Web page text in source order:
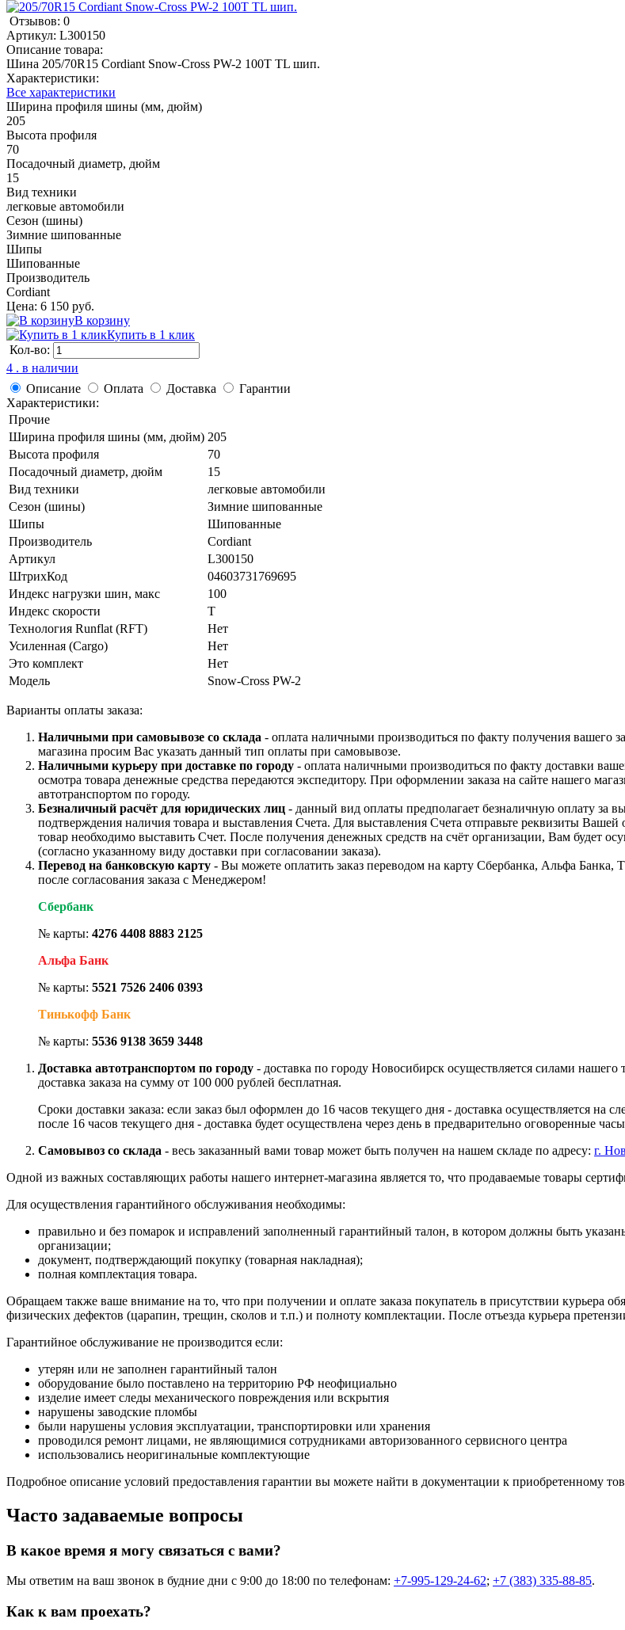
Отзывов: 0
Артикул: L300150
Описание товара:
Шина 205/70R15 Cordiant Snow-Cross PW-2 100T TL шип.
Характеристики:
Все характеристики
Ширина профиля шины (мм, дюйм)
205
Высота профиля
70
Посадочный диаметр, дюйм
15
Вид техники
легковые автомобили
Сезон (шины)
Зимние шипованные
Шипы
Шипованные
Производитель
Cordiant
Цена: 6 150 руб.
В корзину
Купить в 1 клик
Кол-во:
4 . в наличии
Описание
Оплата Доставка
Гарантии
Характеристики:
Прочие
Ширина профиля шины (мм, дюйм) 205
Высота профиля
70
Посадочный диаметр, дюйм
15
Вид техники
легковые автомобили
Сезон (шины)
Зимние шипованные
Шипы
Шипованные
Производитель
Cordiant
Артикул
L300150
ШтрихКод
04603731769695
Индекс нагрузки шин, макс
100
Индекс скорости
T
Технология Runflat (RFT)
Нет
Усиленная (Cargo)
Нет
Это комплект
Нет
Модель
Snow-Cross PW-2
Варианты оплаты заказа:
Наличными при самовывозе со склада - оплата наличными производиться по факту получения вашего
магазина просим Вас указать данный тип оплаты при самовывозе.
Наличными курьеру при доставке по городу - оплата наличными производиться по факту доставки
осмотра товара денежные средства передаются экспедитору. При оформлении заказа на сайте нашего
автотранспортом по городу.
Безналичный расчёт для юридических лиц - данный вид оплаты предполагает безналичную оплату
подтверждения наличия товара и выставления Счета. Для выставления Счета отправьте реквизиты
товар необходимо выставить Счет. После получения денежных средств на счёт организации, Вам будет
(согласно указанному виду доставки при согласовании заказа).
Перевод на банковскую карту - Вы можете оплатить заказ переводом на карту Сбербанка, Альфа Банка,
после согласования заказа с Менеджером!
Сбербанк
№ карты: 4276 4408 8883 2125
Альфа Банк
№ карты: 5521 7526 2406 0393
Тинькофф Банк
№ карты: 5536 9138 3659 3448
Доставка автотранспортом по городу - доставка по городу Новосибирск осуществляется силами
доставка заказа на сумму от 100 000 рублей бесплатная.
Сроки доставки заказа: если заказ был оформлен до 16 часов текущего дня - доставка осуществляется
после 16 часов текущего дня - доставка будет осуществлена через день в предварительно оговоренные
Самовывоз со склада - весь заказанный вами товар может быть получен на нашем складе по адресу: г.
Одной из важных составляющих работы нашего интернет-магазина является то, что продаваемые товары
Для осуществления гарантийного обслуживания необходимы:
правильно и без помарок и исправлений заполненный гарантийный талон, в котором должны быть
организации;
документ, подтверждающий покупку (товарная накладная);
полная комплектация товара.
Обращаем также ваше внимание на то, что при получении и оплате заказа покупатель в присутствии курьера
физических дефектов (царапин, трещин, сколов и т.п.) и полноту комплектации. После отъезда курьера
Гарантийное обслуживание не производится если:
утерян или не заполнен гарантийный талон
оборудование было поставлено на территорию РФ неофициально
изделие имеет следы механического повреждения или вскрытия
нарушены заводские пломбы
были нарушены условия эксплуатации, транспортировки или хранения
проводился ремонт лицами, не являющимися сотрудниками авторизованного сервисного центра
использовались неоригинальные комплектующие
Подробное описание условий предоставления гарантии вы можете найти в документации к приобретенному
Часто задаваемые вопросы
В какое время я могу связаться с вами?
Мы ответим на ваш звонок в будние дни с 9:00 до 18:00 по телефонам: +7-995-129-24-62; +7 (383) 335-88-85.
Как к вам проехать?